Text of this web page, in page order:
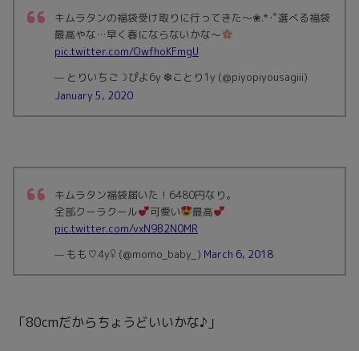
キムラタンの福袋受け取りに行ってきた～❀.*･ﾟ選べる福袋
最高やな…早く春にならないかな～
pic.twitter.com/OwfhoKFmgU
— とりいちご☽︎ぴよ6y ❆ことり1y (@piyopiyousagiii)
January 5, 2020
キムラタン福袋届いた！6480円なり。
全部クーラクール
可愛い
最高
pic.twitter.com/vxN9B2N0MR
— もも♡4y♀ (@momo_baby_) March 6, 2018
「80cmだからちょうどいいかな♪」